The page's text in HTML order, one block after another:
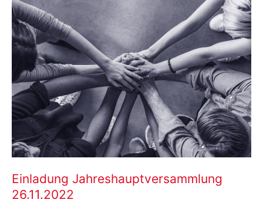
Gewalt
–
Ukraine-
Waffenlieferungen
und
Wirtschaftskrieg
gegen
Russland
stoppen!
Einladung Jahreshauptversammlung
26.11.2022